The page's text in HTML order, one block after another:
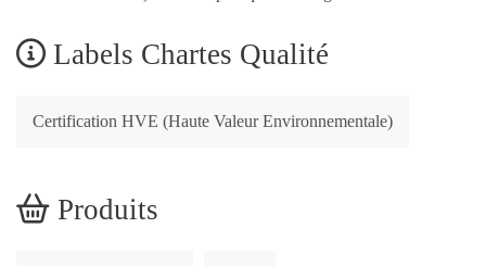
Labels Chartes Qualité
Certification HVE (Haute Valeur Environnementale)
Produits